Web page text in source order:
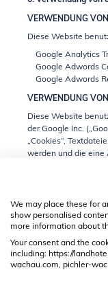
VERWENDUNG
Diese Website
Google Analytics
Google Adwords
Google Adwords
VERWENDUNG
Diese Website
der Google Inc.
„Cookies“,
werden und die eine
über Ihre
Adresse) wird an
und dort
um Ihre Nutzung der
Websiteaktivitäten
und um weitere mit
verbundene
Auch wird Google
We may place these for
show personalised
more information about
Your consent and the
including: https://
wachau.com, pichler-